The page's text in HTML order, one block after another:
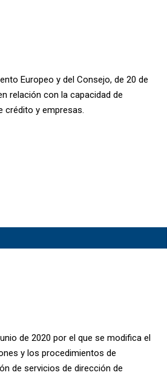
Europeo y del Consejo, de 20 de
relación con la capacidad de
crédito y empresas.
de 2020 por el que se modifica el
y los procedimientos de
de servicios de dirección de